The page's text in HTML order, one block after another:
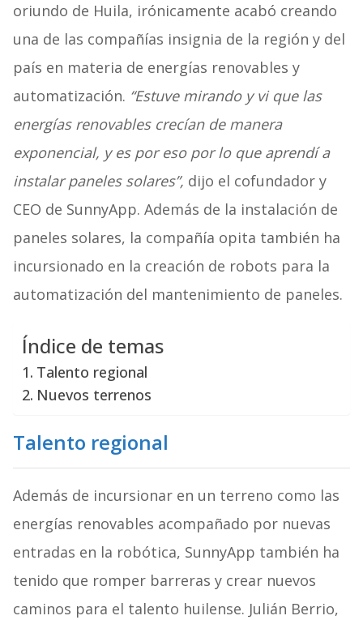
oriundo de Huila, irónicamente acabó creando
una de las compañías insignia de la región y del
país en materia de energías renovables y
automatización. “Estuve mirando y vi que las
energías renovables crecían de manera
exponencial, y es por eso por lo que aprendí a
instalar paneles solares”, dijo el cofundador y
CEO de SunnyApp. Además de la instalación de
paneles solares, la compañía opita también ha
incursionado en la creación de robots para la
automatización del mantenimiento de paneles.
Índice de temas
Talento regional
Nuevos terrenos
Talento regional
Además de incursionar en un terreno como las
energías renovables acompañado por nuevas
entradas en la robótica, SunnyApp también ha
tenido que romper barreras y crear nuevos
caminos para el talento huilense. Julián Berrio,